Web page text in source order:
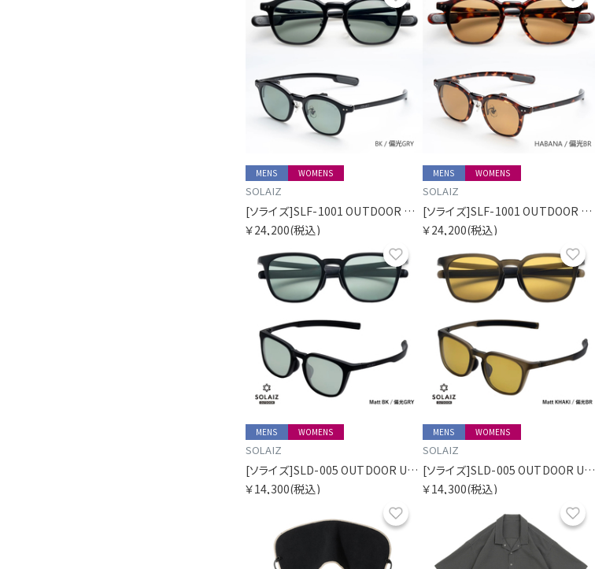
MENS WOMENS
SOLAIZ
[ソライズ]SLF-1001 OUTDOOR USE フリップアップ 偏光モデル
￥24,200(税込)
MENS WOMENS
SOLAIZ
[ソライズ]SLF-1001 OUTDOOR USE フリップアップ 偏光モデル
￥24,200(税込)
お気に入り
MENS WOMENS
SOLAIZ
[ソライズ]SLD-005 OUTDOOR USE ウェリントン 偏光モデル
￥14,300(税込)
MENS WOMENS
SOLAIZ
[ソライズ]SLD-005 OUTDOOR USE ウェリントン 偏光モデル
￥14,300(税込)